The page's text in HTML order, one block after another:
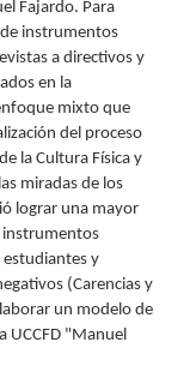
Fajardo. Para
instrumentos
a directivos y
en la
mixto que
del proceso
la Cultura Física y
miradas de los
lograr una mayor
instrumentos
estudiantes y
(Carencias y
un modelo de
UCCFD "Manuel